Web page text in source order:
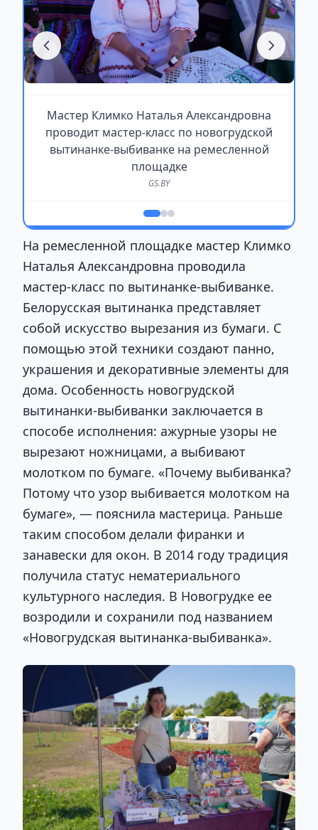
Мастер Климко Наталья Александровна
проводит мастер-класс по новогрудской
вытинанке-выбиванке на ремесленной
площадке
GS.BY
На ремесленной площадке мастер Климко
Наталья Александровна проводила
мастер-класс по вытинанке-выбиванке.
Белорусская вытинанка представляет
собой искусство вырезания из бумаги. С
помощью этой техники создают панно,
украшения и декоративные элементы для
дома. Особенность новогрудской
вытинанки-выбиванки заключается в
способе исполнения: ажурные узоры не
вырезают ножницами, а выбивают
молотком по бумаге. «Почему выбиванка?
Потому что узор выбивается молотком на
бумаге», — пояснила мастерица. Раньше
таким способом делали фиранки и
занавески для окон. В 2014 году традиция
получила статус нематериального
культурного наследия. В Новогрудке ее
возродили и сохранили под названием
«Новогрудская вытинанка-выбиванка».